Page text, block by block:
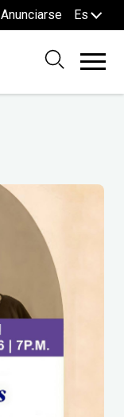
Anunciarse Es